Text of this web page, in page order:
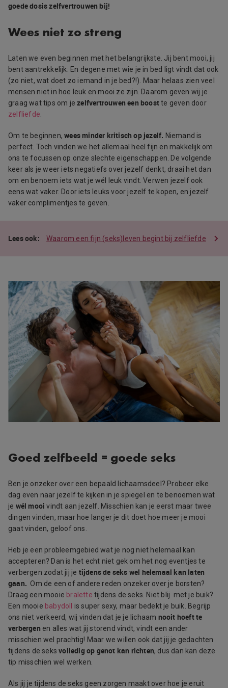
goede dosis zelfvertrouwen bij!
Wees niet zo streng
Laten we even beginnen met het belangrijkste. Jij bent mooi, jij
bent aantrekkelijk. En degene met wie je in bed ligt vindt dat ook
(zo niet, wat doet zo iemand in je bed?!). Maar helaas zien veel
mensen niet in hoe leuk en mooi ze zijn. Daarom geven wij je
graag wat tips om jezelfvertrouwen een boostte geven door
zelfliefde
Om te beginnen,wees minder kritisch op jezelf. Niemand is
perfect. Toch vinden we het allemaal heel fijn en makkelijk om
ons te focussen op onze slechte eigenschappen. De volgende
keer als je weer iets negatiefs over jezelf denkt, draai het dan
om en benoem iets wat je wél leuk vindt. Verwen jezelf ook
eens wat vaker. Door iets leuks voor jezelf te kopen, en jezelf
vaker complimentjes te geven.
Waarom een fijn (seks)leven begint bij zelfliefde
Goed zelfbeeld = goede seks
Ben je onzeker over een bepaald lichaamsdeel? Probeer elke
dag even naar jezelf te kijken in je spiegel en te benoemen wat
je wél mooi vindt aan jezelf. Misschien kan je eerst maar twee
dingen vinden, maar hoe langer je dit doet hoe meer je mooi
gaat vinden, geloof ons.
Heb je een probleemgebied wat je nog niet helemaal kan
accepteren? Dan is het echt niet gek om het nog eventjes te
verbergen zodat jij je tijdens de seks wel helemaal kan laten
gaan. Om de een of andere reden onzeker over je borsten?
Draag een mooie bralette tijdens de seks. Niet blij met je buik?
Een mooie babydoll
is super sexy, maar bedekt je buik. Begrijp
ons niet verkeerd, wij vinden dat je je lichaam nooit hoeft te
verbergen en alles wat jij storend vindt, vindt een ander
misschien wel prachtig! Maar we willen ook dat jij je gedachten
tijdens de seksvolledig op genot kan richten, dus dan kan deze
tip misschien wel werken.
Als jij je tijdens de seks geen zorgen maakt over hoe je eruit